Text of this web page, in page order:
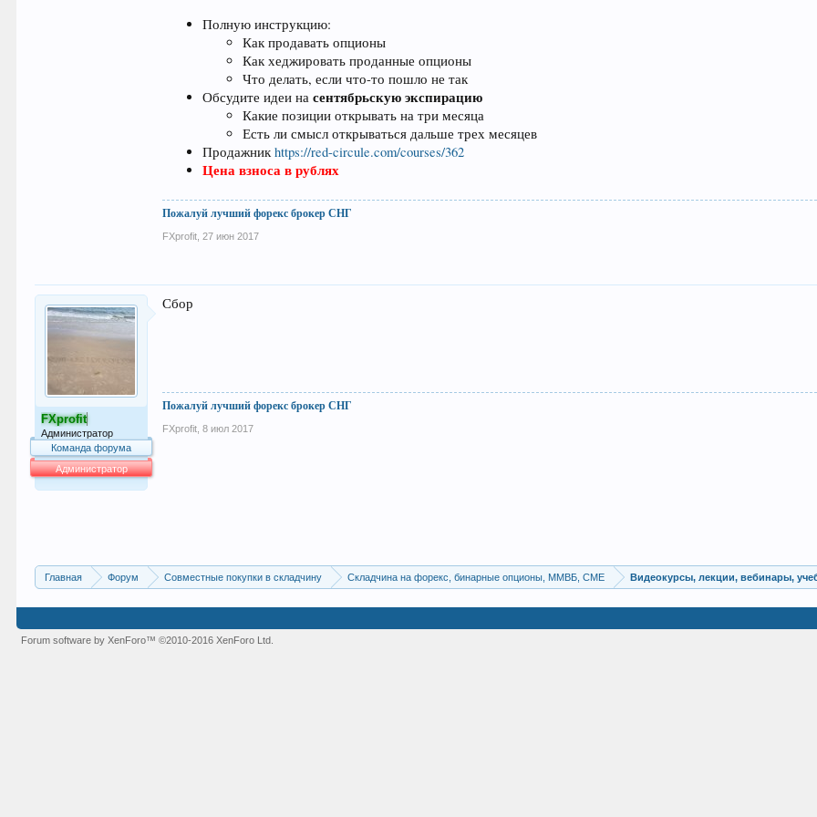
Полную инструкцию:
Как продавать опционы
Как хеджировать проданные опционы
Что делать, если что-то пошло не так
Обсудите идеи насентябрьскую экспирацию
Какие позиции открывать на три месяца
Есть ли смысл открываться дальше трех месяцев
Продажникhttps://red-circule.com/courses/362
Цена взноса в рублях
Пожалуй лучший форекс брокер СНГ
FXprofit 27 июн 2017
FXprofit
Администратор
Команда форума
Администратор
Сбор
Пожалуй лучший форекс брокер СНГ
FXprofit 8 июл 2017
Главная Форум Совместные покупки в складчину Складчина на форекс, бинарные опционы, ММВБ, CME Видеокурсы, лекции, вебинары,
Forum software by XenForo™©2010-2016 XenForo Ltd.